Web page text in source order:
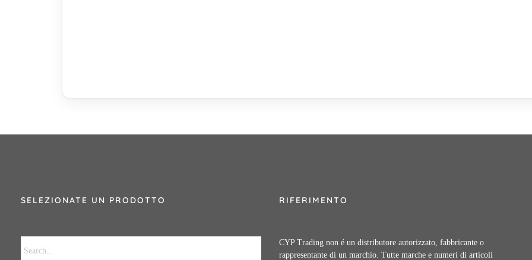
SELEZIONATE UN PRODOTTO RIFERIMENTO
CYP Trading non é un distributore autorizzato, fabbricante o
rappresentante di un marchio. Tutte marche e numeri di articoli